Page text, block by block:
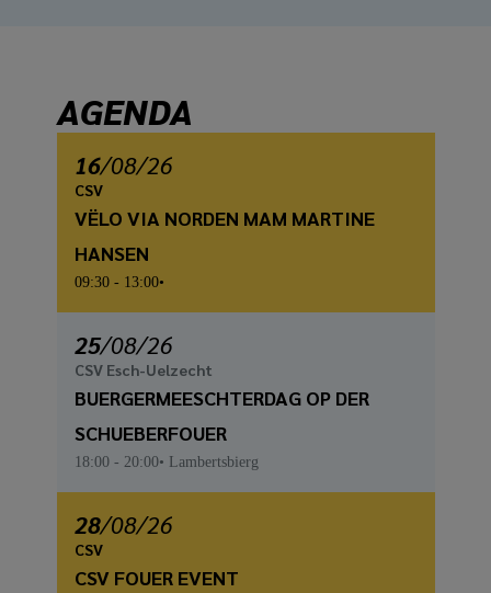
AGENDA
16/08/26
CSV
VËLO VIA NORDEN MAM MARTINE
HANSEN
09:30 - 13:00
25/08/26
CSV Esch-Uelzecht
BUERGERMEESCHTERDAG OP DER
SCHUEBERFOUER
18:00 - 20:00 Lambertsbierg
28/08/26
CSV
CSV FOUER EVENT